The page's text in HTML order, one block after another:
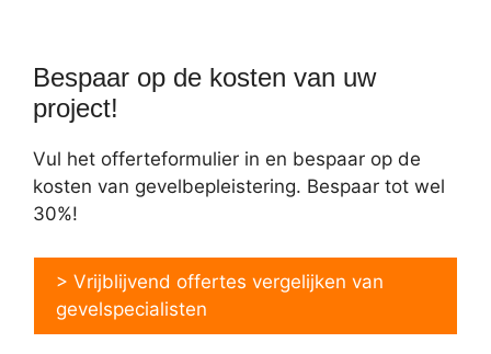
Bespaar op de kosten van uw
project!
Vul het offerteformulier in en bespaar op de
kosten van gevelbepleistering. Bespaar tot wel
30%!
> Vrijblijvend offertes vergelijken van
gevelspecialisten